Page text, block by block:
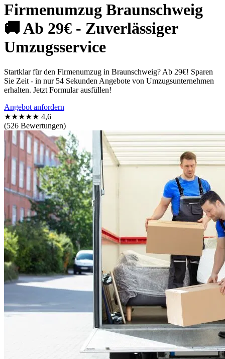
Firmenumzug Braunschweig
🚚 Ab 29€ - Zuverlässiger
Umzugsservice
Startklar für den Firmenumzug in Braunschweig? Ab 29€! Sparen
Sie Zeit - in nur 54 Sekunden Angebote von Umzugsunternehmen
erhalten. Jetzt Formular ausfüllen!
Angebot anfordern
★★★★★ 4,6
(526 Bewertungen)